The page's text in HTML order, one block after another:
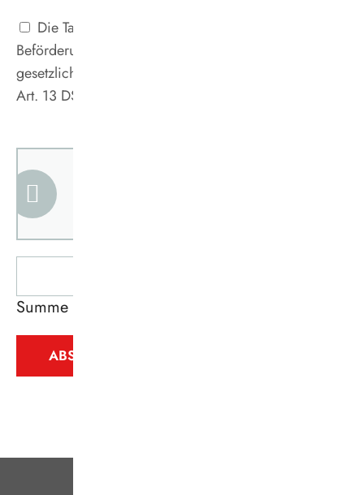
Die Tarifbestimmungen, Abonnementbedingungen,
Beförderungsbedingungen des VRR sowie die
gesetzlichen Informationen zum Datenschutz gemäß
Art. 13 DSGVO habe ich zur Kenntnis genommen. *
Summe aus 1 und 4?
ABSENDEN UND WEITER